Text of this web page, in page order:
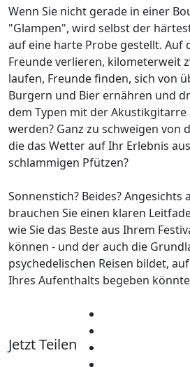
Wenn Sie nicht gerade in einer
"Glampen", wird selbst der
auf eine harte Probe gestellt. Auf
Freunde verlieren, kilometerweit
laufen, Freunde finden, sich von
Burgern und Bier ernähren und
dem Typen mit der Akustikgitarre
werden? Ganz zu schweigen von
die das Wetter auf Ihr Erlebnis
schlammigen Pfützen?
Sonnenstich? Beides? Angesichts
brauchen Sie einen klaren
wie Sie das Beste aus Ihrem
können - und der auch die
psychedelischen Reisen bildet,
Ihres Aufenthalts begeben
Jetzt Teilen